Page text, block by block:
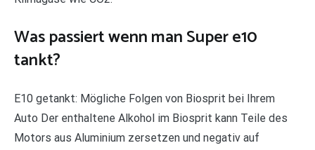
Was passiert wenn man Super e10
tankt?
E10 getankt: Mögliche Folgen von Biosprit bei Ihrem
Auto Der enthaltene Alkohol im Biosprit kann Teile des
Motors aus Aluminium zersetzen und negativ auf